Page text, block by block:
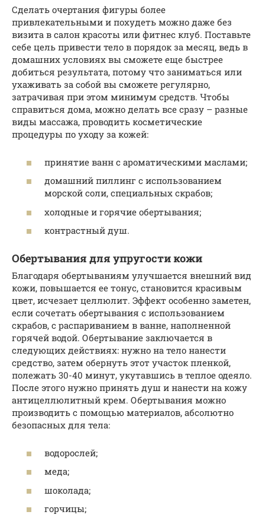
Сделать очертания фигуры более
привлекательными и похудеть можно даже без
визита в салон красоты или фитнес клуб. Поставьте
себе цель привести тело в порядок за месяц, ведь в
домашних условиях вы сможете еще быстрее
добиться результата, потому что заниматься или
ухаживать за собой вы сможете регулярно,
затрачивая при этом минимум средств. Чтобы
справиться дома, можно делать все сразу – разные
виды массажа, проводить косметические
процедуры по уходу за кожей:
принятие ванн с ароматическими маслами;
домашний пиллинг с использованием
морской соли, специальных скрабов;
холодные и горячие обертывания;
контрастный душ.
Обертывания для упругости кожи
Благодаря обертываниям улучшается внешний вид
кожи, повышается ее тонус, становится красивым
цвет, исчезает целлюлит. Эффект особенно заметен,
если сочетать обертывания с использованием
скрабов, с распариванием в ванне, наполненной
горячей водой. Обертывание заключается в
следующих действиях: нужно на тело нанести
средство, затем обернуть этот участок пленкой,
полежать 30-40 минут, укутавшись в теплое одеяло.
После этого нужно принять душ и нанести на кожу
антицеллюлитный крем. Обертывания можно
производить с помощью материалов, абсолютно
безопасных для тела:
водорослей;
меда;
шоколада;
горчицы;